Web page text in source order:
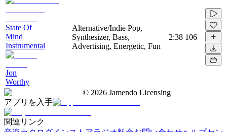
State Of
Mind
Instrumental
Jon
Worthy
Alternative/Indie Pop,
Synthesizer, Bass,
Advertising, Energetic, Fun
2:38 106
© 2026 Jamendo Licensing
アプリを入手
関連リンク